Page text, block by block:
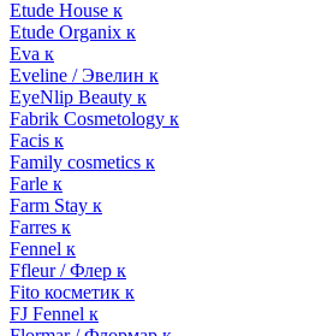
Etude House к
Etude Organix к
Eva к
Eveline / Эвелин к
EyeNlip Beauty к
Fabrik Cosmetology к
Facis к
Family cosmetics к
Farle к
Farm Stay к
Farres к
Fennel к
Ffleur / Флер к
Fito косметик к
FJ Fennel к